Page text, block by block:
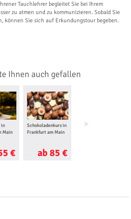
Tauchlehrer begleitet Sie bei Ihrem
zu atmen und zu kommunizieren. Sobald Sie
können Sie sich auf Erkundungstour begeben.
Ihnen auch gefallen
in
Main
€
Schokoladenkurs in
Frankfurt am Main
ab 85 €
Wein Seminar in